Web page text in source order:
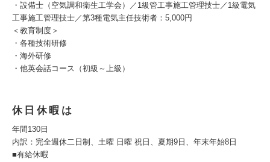
・設備士（空気調和衛生工学会）／1級管工事施工管理技士／1級電気
工事施工管理技士／第3種電気主任技術者：5,000円
＜教育制度＞
・各種技術研修
・海外研修
・他英会話コース（初級～上級）
休日休暇は
年間130日
内訳：完全週休二日制、土曜 日曜 祝日、夏期9日、年末年始8日
■有給休暇